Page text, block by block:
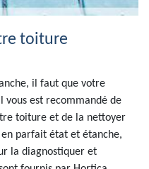
toiture
il faut que votre
est recommandé de
toiture et de la nettoyer
parfait état et étanche,
la diagnostiquer et